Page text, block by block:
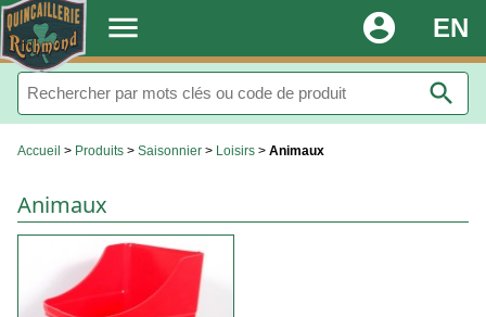
. menu EN
account_circle
search
Accueil > Produits > Saisonnier > Loisirs > Animaux
Animaux